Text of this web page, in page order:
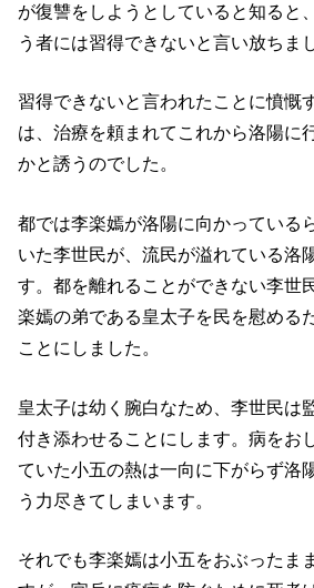
が復讐をしようとしていると知ると
う者には習得できないと言い放ちま
習得できないと言われたことに憤慨
は、治療を頼まれてこれから洛陽に
かと誘うのでした。
都では李楽嫣が洛陽に向かっている
いた李世民が、流民が溢れている洛
す。都を離れることができない李世
楽嫣の弟である皇太子を民を慰める
ことにしました。
皇太子は幼く腕白なため、李世民は
付き添わせることにします。病をお
ていた小五の熱は一向に下がらず洛
う力尽きてしまいます。
それでも李楽嫣は小五をおぶったま